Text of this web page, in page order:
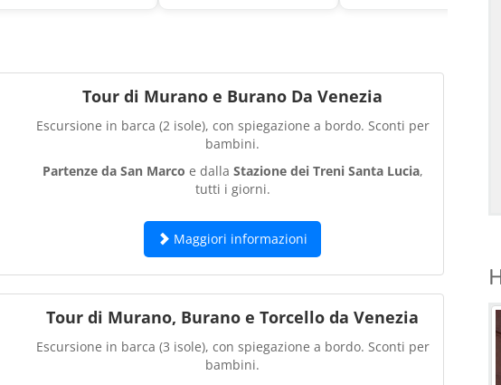
Tour di Murano e Burano Da Venezia
Escursione in barca (2 isole), con spiegazione a bordo. Sconti per
bambini.
Partenze da San Marco e dalla Stazione dei Treni Santa Lucia,
tutti i giorni.
Maggiori informazioni
Tour di Murano, Burano e Torcello da Venezia
Escursione in barca (3 isole), con spiegazione a bordo. Sconti per
bambini.